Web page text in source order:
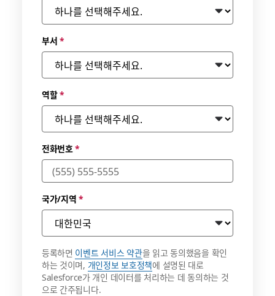
부서 *
역할*
전화번호*
국가/지역 *
등록하면 이벤트 서비스 약관을 읽고 동의했음을 확인
하는 것이며, 개인정보 보호정책에 설명된 대로
Salesforce가 개인 데이터를 처리하는 데 동의하는 것
으로 간주됩니다.